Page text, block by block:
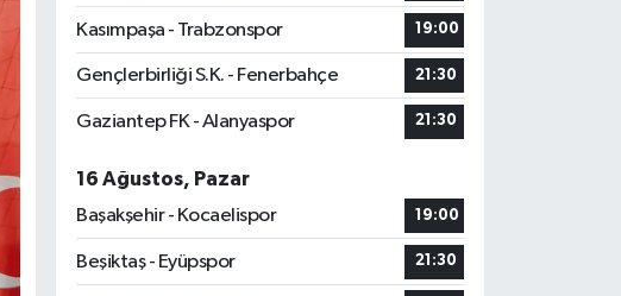
Kasımpaşa - Trabzonspor 19:00
Gençlerbirliği S.K. - Fenerbahçe 21:30
Gaziantep FK - Alanyaspor 21:30
16 Ağustos, Pazar
Başakşehir - Kocaelispor
19:00
Beşiktaş - Eyüpspor 21:30